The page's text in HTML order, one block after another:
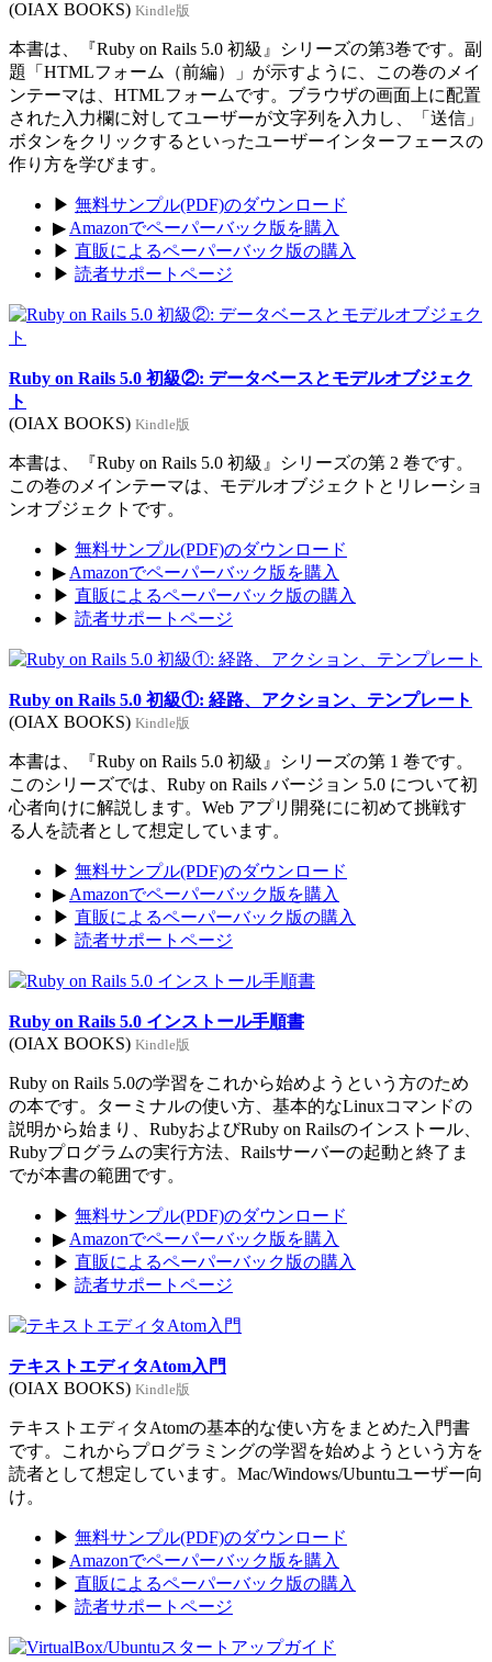
(OIAX BOOKS) Kindle版
本書は、『Ruby on Rails 5.0 初級』シリーズの第3巻です。副
題「HTMLフォーム（前編）」が示すように、この巻のメイ
ンテーマは、HTMLフォームです。ブラウザの画面上に配置
された入力欄に対してユーザーが文字列を入力し、「送信」
ボタンをクリックするといったユーザーインターフェースの
作り方を学びます。
▶ 無料サンプル(PDF)のダウンロード
▶ Amazonでペーパーバック版を購入
▶ 直販によるペーパーバック版の購入
▶ 読者サポートページ
Ruby on Rails 5.0 初級②: データベースとモデルオブジェク
ト
(OIAX BOOKS) Kindle版
本書は、『Ruby on Rails 5.0 初級』シリーズの第 2 巻です。
この巻のメインテーマは、モデルオブジェクトとリレーショ
ンオブジェクトです。
▶ 無料サンプル(PDF)のダウンロード
▶ Amazonでペーパーバック版を購入
▶ 直販によるペーパーバック版の購入
▶ 読者サポートページ
Ruby on Rails 5.0 初級①: 経路、アクション、テンプレート
(OIAX BOOKS) Kindle版
本書は、『Ruby on Rails 5.0 初級』シリーズの第 1 巻です。
このシリーズでは、Ruby on Rails バージョン 5.0 について初
心者向けに解説します。Web アプリ開発にに初めて挑戦す
る人を読者として想定しています。
▶ 無料サンプル(PDF)のダウンロード
▶ Amazonでペーパーバック版を購入
▶ 直販によるペーパーバック版の購入
▶ 読者サポートページ
Ruby on Rails 5.0 インストール手順書
(OIAX BOOKS) Kindle版
Ruby on Rails 5.0の学習をこれから始めようという方のため
の本です。ターミナルの使い方、基本的なLinuxコマンドの
説明から始まり、RubyおよびRuby on Railsのインストール、
Rubyプログラムの実行方法、Railsサーバーの起動と終了ま
でが本書の範囲です。
▶ 無料サンプル(PDF)のダウンロード
▶ Amazonでペーパーバック版を購入
▶ 直販によるペーパーバック版の購入
▶ 読者サポートページ
テキストエディタAtom入門
(OIAX BOOKS) Kindle版
テキストエディタAtomの基本的な使い方をまとめた入門書
です。これからプログラミングの学習を始めようという方を
読者として想定しています。Mac/Windows/Ubuntuユーザー向
け。
▶ 無料サンプル(PDF)のダウンロード
▶ Amazonでペーパーバック版を購入
▶ 直販によるペーパーバック版の購入
▶ 読者サポートページ